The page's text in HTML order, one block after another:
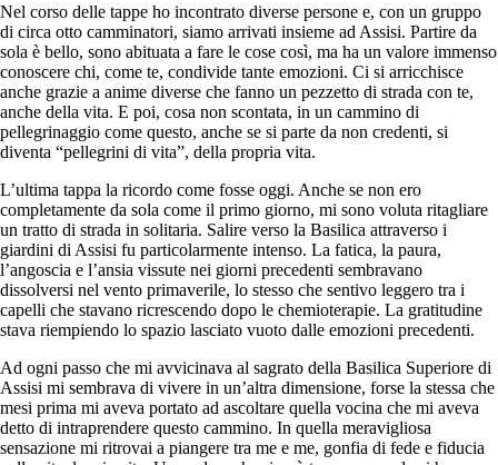
Nel corso delle tappe ho incontrato diverse persone e, con un gruppo
di circa otto camminatori, siamo arrivati insieme ad Assisi. Partire da
sola è bello, sono abituata a fare le cose così, ma ha un valore immenso
conoscere chi, come te, condivide tante emozioni. Ci si arricchisce
anche grazie a anime diverse che fanno un pezzetto di strada con te,
anche della vita. E poi, cosa non scontata, in un cammino di
pellegrinaggio come questo, anche se si parte da non credenti, si
diventa “pellegrini di vita”, della propria vita.
L’ultima tappa la ricordo come fosse oggi. Anche se non ero
completamente da sola come il primo giorno, mi sono voluta ritagliare
un tratto di strada in solitaria. Salire verso la Basilica attraverso i
giardini di Assisi fu particolarmente intenso. La fatica, la paura,
l’angoscia e l’ansia vissute nei giorni precedenti sembravano
dissolversi nel vento primaverile, lo stesso che sentivo leggero tra i
capelli che stavano ricrescendo dopo le chemioterapie. La gratitudine
stava riempiendo lo spazio lasciato vuoto dalle emozioni precedenti.
Ad ogni passo che mi avvicinava al sagrato della Basilica Superiore di
Assisi mi sembrava di vivere in un’altra dimensione, forse la stessa che
mesi prima mi aveva portato ad ascoltare quella vocina che mi aveva
detto di intraprendere questo cammino. In quella meravigliosa
sensazione mi ritrovai a piangere tra me e me, gonfia di fede e fiducia